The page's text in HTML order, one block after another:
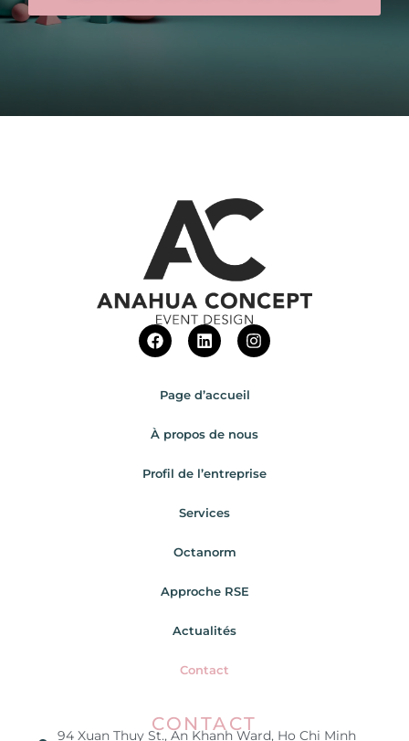
Page d’accueil
À propos de nous
Profil de l’entreprise
Services
Octanorm
Approche RSE
Actualités
Contact
CONTACT
94 Xuan Thuy St., An Khanh Ward, Ho Chi Minh